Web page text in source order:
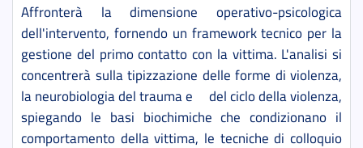
Affronterà la dimensione operativo-psicologica
dell'intervento, fornendo un framework tecnico per la
gestione del primo contatto con la vittima. L'analisi si
concentrerà sulla tipizzazione delle forme di violenza,
la neurobiologia del trauma e
del ciclo della violenza,
spiegando le basi biochimiche che condizionano il
comportamento della vittima, le tecniche di colloquio